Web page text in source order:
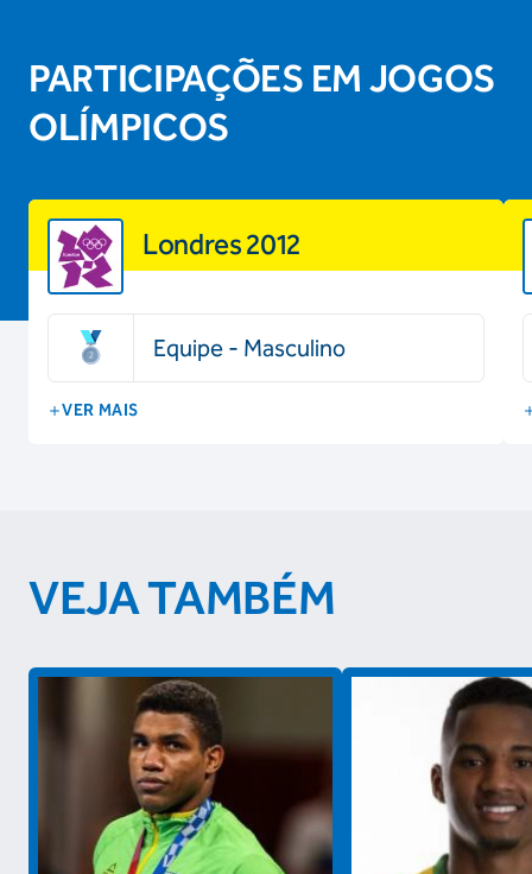
PARTICIPAÇÕES EM JOGOS
OLÍMPICOS
Londres 2012
Equipe - Masculino
VER MAIS
VEJA TAMBÉM